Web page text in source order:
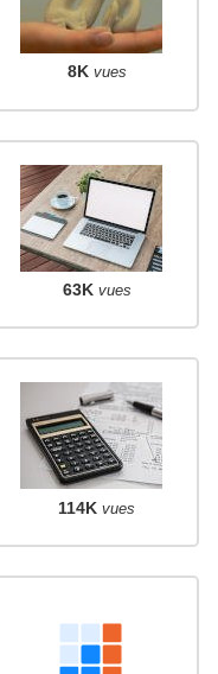
8K vues
63K vues
114K vues